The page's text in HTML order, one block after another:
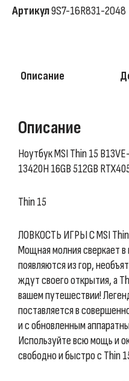
Артикул9S7-16R831-2048
Описание
Описание
Ноутбук MSI Thin 15
13420H 16GB 512GB
Thin 15
ЛОВКОСТЬ ИГРЫ С MSI
Мощная молния сверкает
появляются из гор,
ждут своего открытия, а
вашем путешествии!
поставляется в
и с обновленным
Используйте всю мощь и
свободно и быстро с Thin